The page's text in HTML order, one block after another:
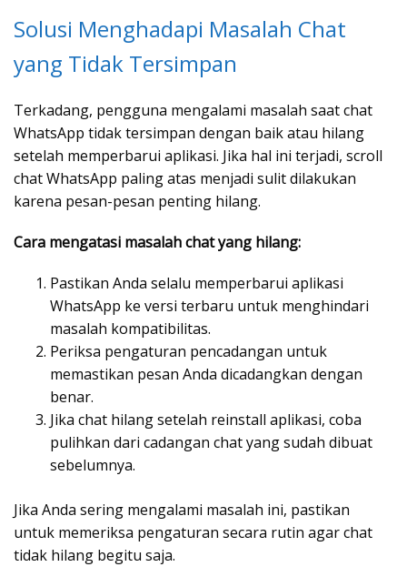
Solusi Menghadapi Masalah Chat
yang Tidak Tersimpan
Terkadang, pengguna mengalami masalah saat chat
WhatsApp tidak tersimpan dengan baik atau hilang
setelah memperbarui aplikasi. Jika hal ini terjadi, scroll
chat WhatsApp paling atas menjadi sulit dilakukan
karena pesan-pesan penting hilang.
Cara mengatasi masalah chat yang hilang:
Pastikan Anda selalu memperbarui aplikasi
WhatsApp ke versi terbaru untuk menghindari
masalah kompatibilitas.
Periksa pengaturan pencadangan untuk
memastikan pesan Anda dicadangkan dengan
benar.
Jika chat hilang setelah reinstall aplikasi, coba
pulihkan dari cadangan chat yang sudah dibuat
sebelumnya.
Jika Anda sering mengalami masalah ini, pastikan
untuk memeriksa pengaturan secara rutin agar chat
tidak hilang begitu saja.